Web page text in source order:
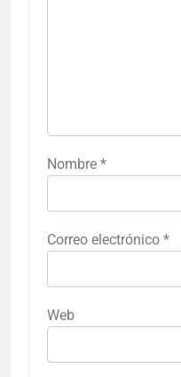
Nombre *
Correo electrónico *
Web